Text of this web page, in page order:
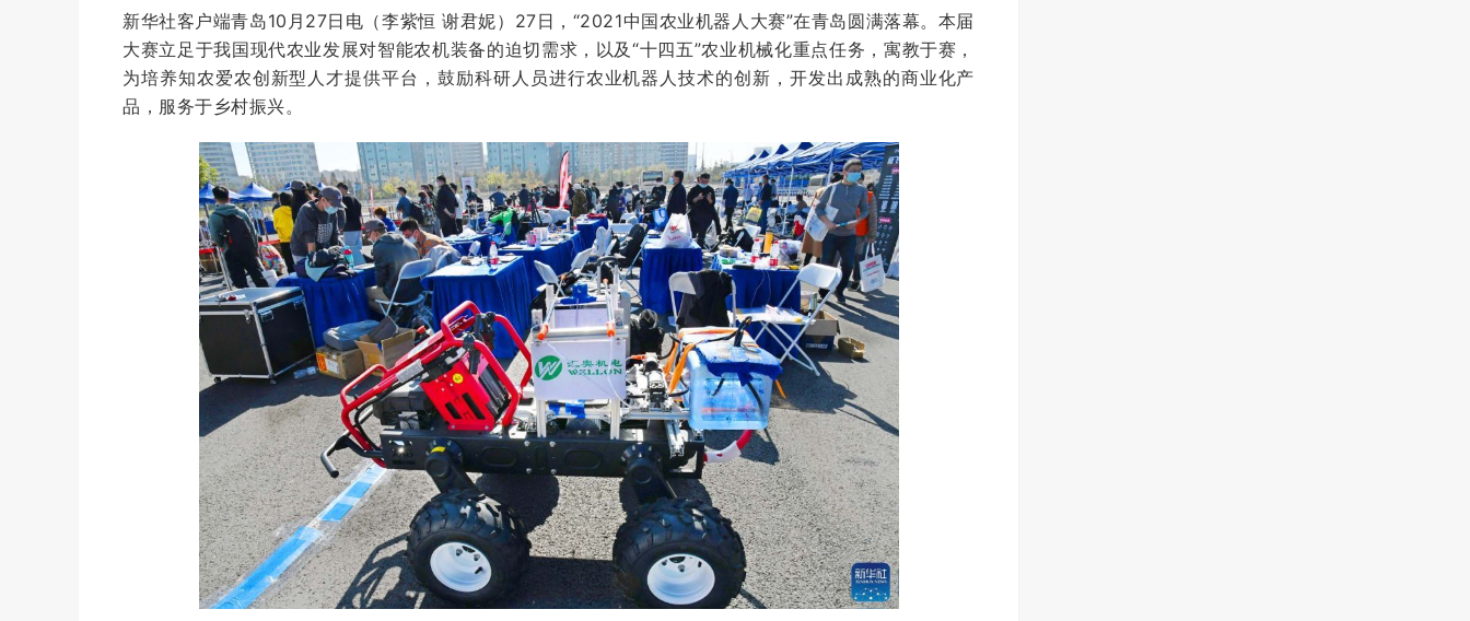
新华社客户端青岛10月27日电（李紫恒 谢君妮）27日，“2021中国农业机器人 大赛”在青岛圆满落幕。本届
大赛立足于我国现代农业发展对智能农机装备的迫切需求，以及“十四五”农业机械化重点任务，寓教于赛，
为培养知农爱农创新型人才提供平台，鼓励科研人员进行农业机器人技术的创新，开发出成熟的商业化产
品，服务于乡村振兴。